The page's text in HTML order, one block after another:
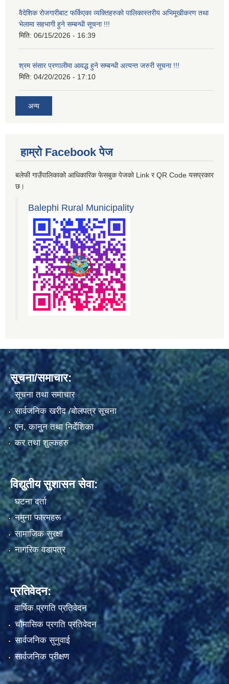
वैदेशिक रोजगारीबाट फर्किएका व्यक्तिहरुको पालिकास्तरीय अभिमूखीकरण तथा
भेलामा सहभागी हुने सम्बन्धी सूचना !!!
मिति: 06/15/2026 - 16:39
श्रम संसार प्रणालीमा आवद्ध हुने सम्बन्धी अत्यन्त जरुरी सूचना !!!
मिति: 04/20/2026 - 17:10
अन्य
हाम्रो Facebook पेज
बलेफी गाउँपालिकाको आधिकारिक फेसबुक पेजको Link र QR Code यसप्रकार
छ।
Balephi Rural Municipality
सूचना/समाचार:
सूचना तथा समाचार
सार्वजनिक खरीद /बोलपत्र सूचना
एन, कानुन तथा निर्देशिका
कर तथा शुल्कहरु
विद्युतीय सुशासन सेवा:
घटना दर्ता
नमुना फारमहरू
सामाजिक सुरक्षा
नागरिक वडापत्र
प्रतिवेदन:
वार्षिक प्रगति प्रतिवेदन
चौमासिक प्रगति प्रतिवेदन
सार्वजनिक सुनुवाई
सार्वजनिक परीक्षण